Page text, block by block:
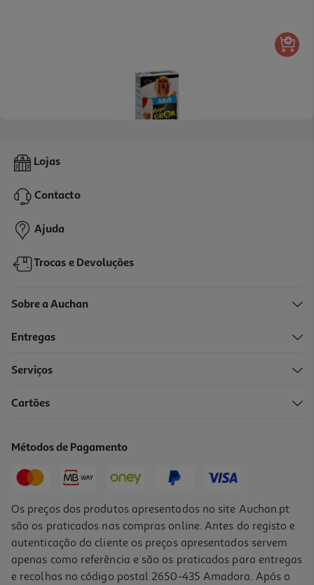
Snacks Para Cão Auchan Adulto Régal' Crok Recheado 500g
1,49 €
Lojas
Contacto
Ajuda
Trocas e Devoluções
Sobre a Auchan
Entregas
Serviços
Cartões
Métodos de Pagamento
Os preços dos produtos apresentados no site Auchan.pt
são os praticados nas compras online. Antes do registo e
autenticação do cliente os preços apresentados servem
apenas como referência e são os praticados para entregas
e recolhas no código postal 2650-435 Amadora. Após o